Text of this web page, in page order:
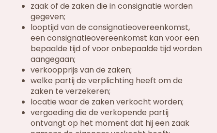
zaak of de zaken die in consignatie worden
gegeven;
looptijd van de consignatieovereenkomst,
een consignatieovereenkomst kan voor een
bepaalde tijd of voor onbepaalde tijd worden
aangegaan;
verkoopprijs van de zaken;
welke partij de verplichting heeft om de
zaken te verzekeren;
locatie waar de zaken verkocht worden;
vergoeding die de verkopende partij
ontvangt op het moment dat hij een zaak